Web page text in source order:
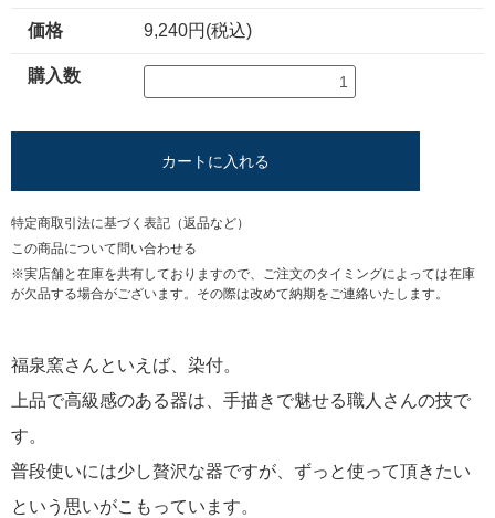
価格 9,240円(税込)
購入数
カートに入れる
特定商取引法に基づく表記（返品など）
この商品について問い合わせる
※実店舗と在庫を共有しておりますので、ご注文のタイミングによっては在庫
が欠品する場合がございます。その際は改めて納期をご連絡いたします。
福泉窯さんといえば、染付。
上品で高級感のある器は、手描きで魅せる職人さんの技で
す。
普段使いには少し贅沢な器ですが、ずっと使って頂きたい
という思いがこもっています。